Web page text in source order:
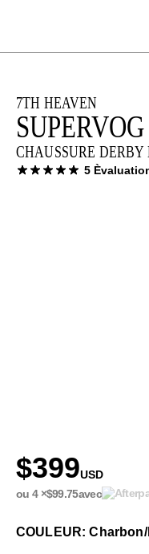
7TH HEAVEN
SUPERVOG
CHAUSSURE
5
$399USD
ou 4 ×$99.75avec
COULEUR: